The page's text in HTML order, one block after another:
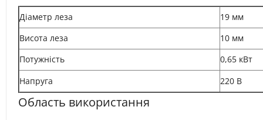
Діаметр леза
19 мм
Висота леза
10 мм
Потужність
0,65 кВт
Напруга
220 В
Область використання